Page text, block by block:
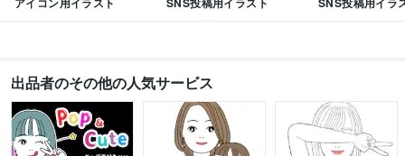
出品者のその他の人気サービス